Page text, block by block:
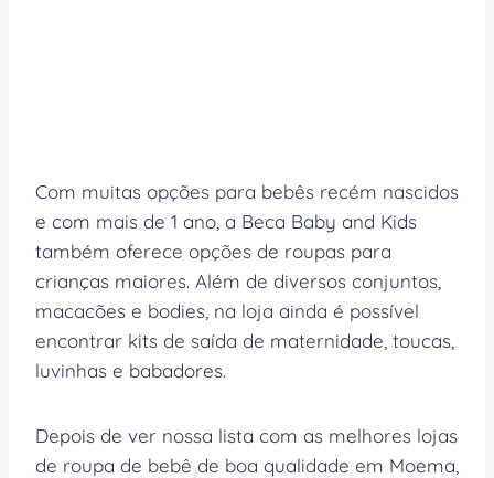
Com muitas opções para bebês recém nascidos
e com mais de 1 ano, a Beca Baby and Kids
também oferece opções de roupas para
crianças maiores. Além de diversos conjuntos,
macacões e bodies, na loja ainda é possível
encontrar kits de saída de maternidade, toucas,
luvinhas e babadores.
Depois de ver nossa lista com as melhores lojas
de roupa de bebê de boa qualidade em Moema,